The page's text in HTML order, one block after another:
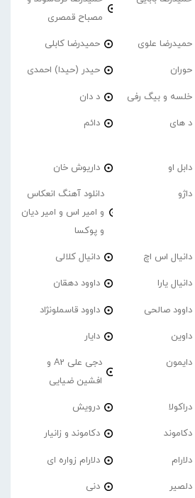
مصباح قمصری
حمیدرضا علوی حمیدرضا کابلی
حوران حیدر (حیدا) احمدی
خلسه و بیگ رفی د دان
د های دائم
دابل او داریوش خان
داژو
دانلود آهنگ انعکاس
و امیر اس و امیر دیان
و پوکسا
دانیال اس اچ دانیال کلالی
دانیال یارا داوود دهقان
داوود صالحی داوود قاسملونژاد
داوین دایار
دایمون
دجی علی A2 و
افشین ضیایی
دراکولا درویش
دکاموند دکاموند و زانیار
دلارام دلارام زواره ای
دلصیر دنی